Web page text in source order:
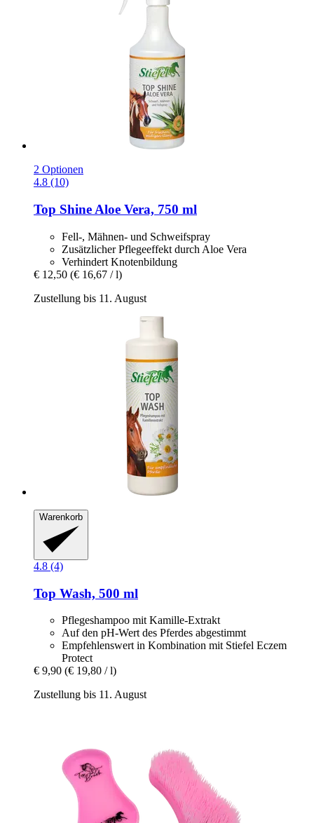
2 Optionen
4.8 (10)
Top Shine Aloe Vera, 750 ml
Fell-, Mähnen- und Schweifspray
Zusätzlicher Pflegeeffekt durch Aloe Vera
Verhindert Knotenbildung
€ 12,50 (€ 16,67 / l)
Zustellung bis 11. August
Warenkorb
4.8 (4)
Top Wash, 500 ml
Pflegeshampoo mit Kamille-Extrakt
Auf den pH-Wert des Pferdes abgestimmt
Empfehlenswert in Kombination mit Stiefel Eczem
Protect
€ 9,90 (€ 19,80 / l)
Zustellung bis 11. August